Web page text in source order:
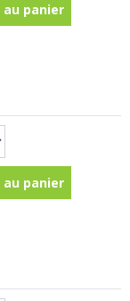
panier
panier